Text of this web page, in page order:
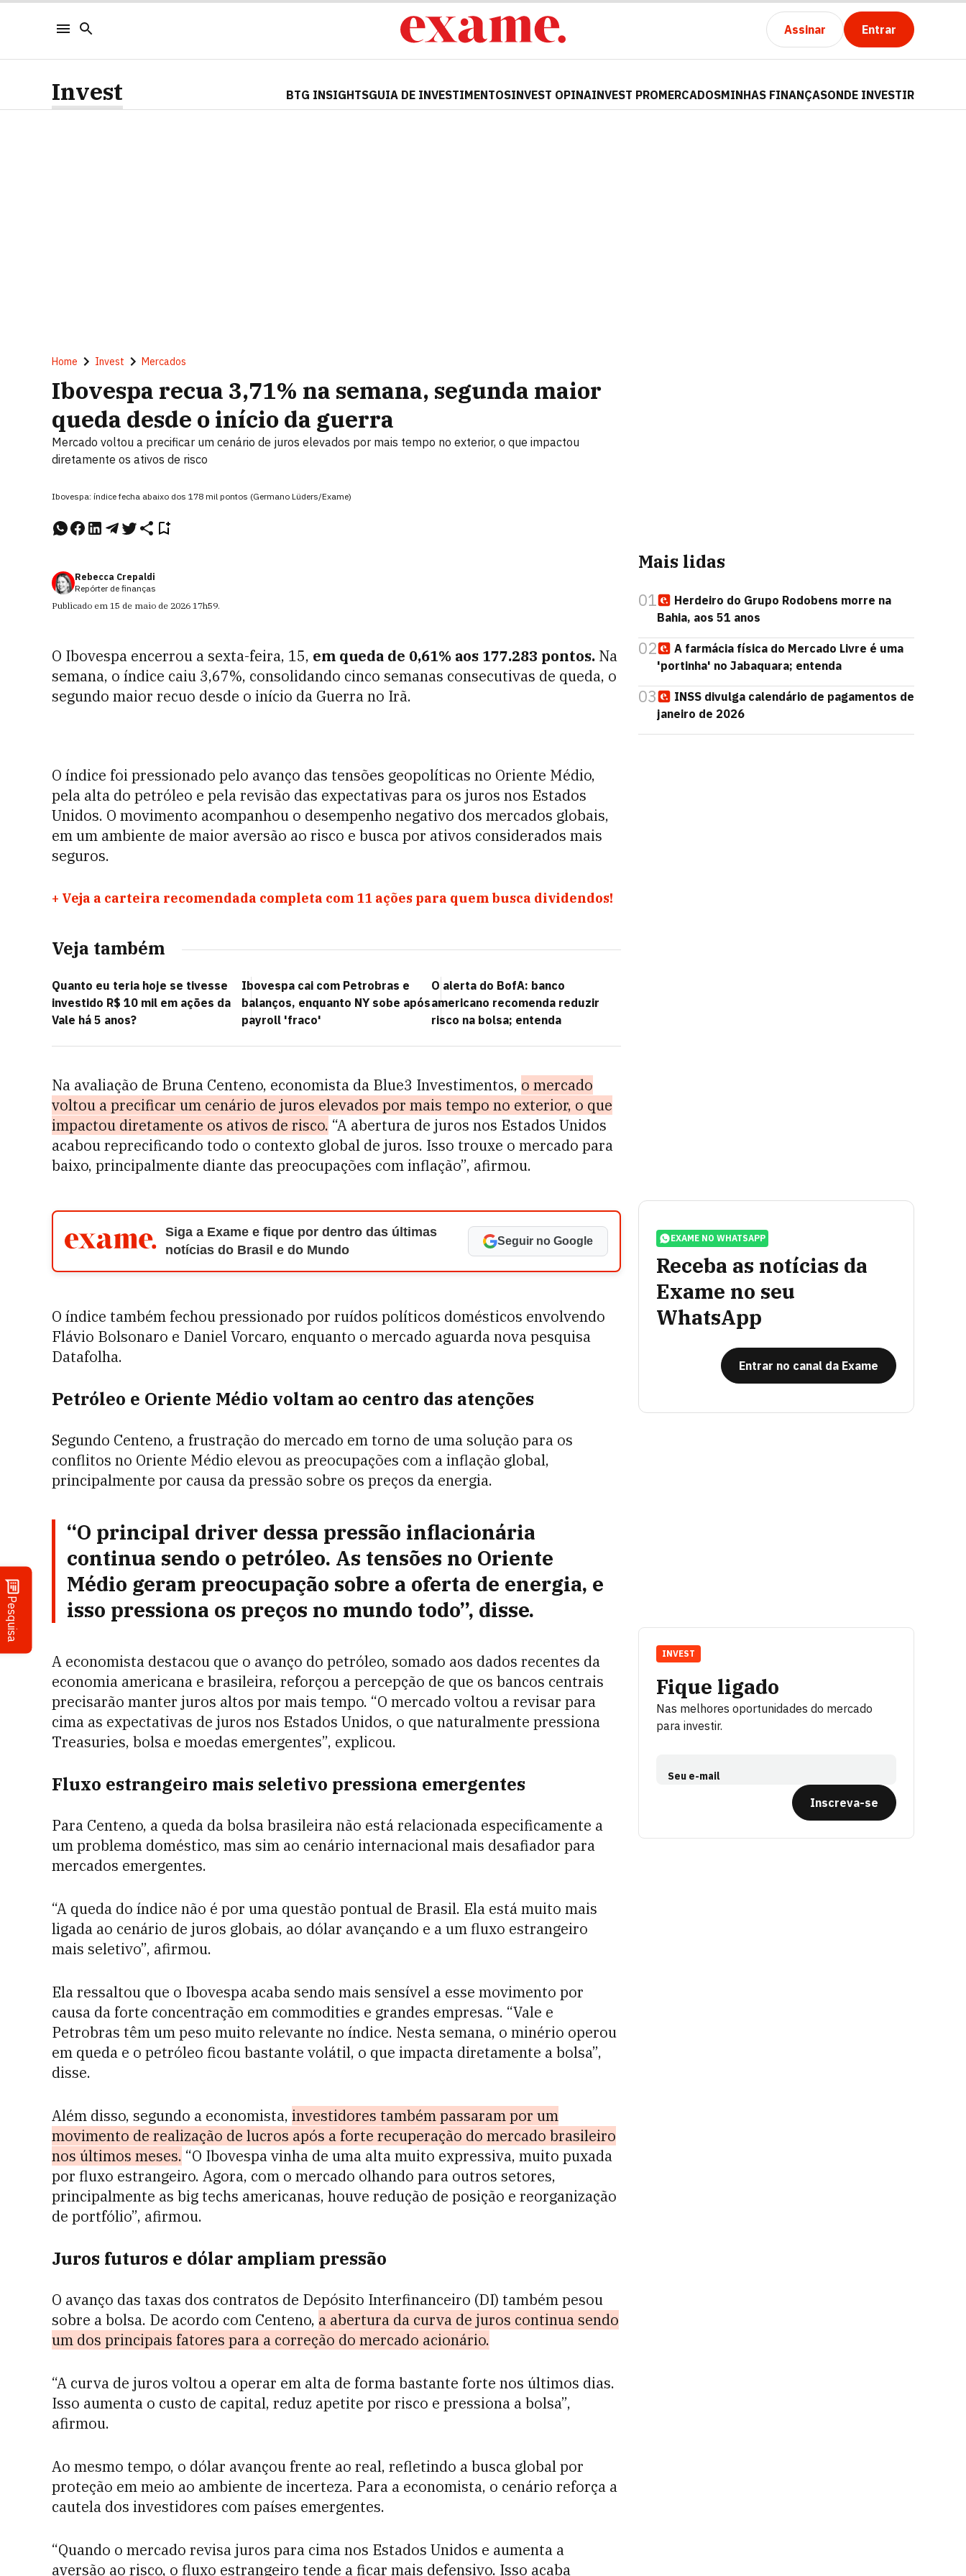
Assinar Entrar
Pesquisa
Invest BTG INSIGHTSGUIA DE INVESTIMENTOSINVEST OPINAINVEST PROMERCADOSMINHAS FINANÇASONDE INVESTIR
Home Invest Mercados
Ibovespa recua 3,71% na semana, segunda maior
queda desde o início da guerra
Mercado voltou a precificar um cenário de juros elevados por mais tempo no exterior, o que impactou
diretamente os ativos de risco
Ibovespa: índice fecha abaixo dos 178 mil pontos (Germano Lüders/Exame)
Rebecca Crepaldi
Repórter de finanças
Publicado em 15 de maio de 2026 17h59.
O Ibovespa encerrou a sexta-feira, 15, em queda de 0,61% aos 177.283 pontos. Na
semana, o índice caiu 3,67%, consolidando cinco semanas consecutivas de queda, o
segundo maior recuo desde o início da Guerra no Irã.
O índice foi pressionado pelo avanço das tensões geopolíticas no Oriente Médio,
pela alta do petróleo e pela revisão das expectativas para os juros nos Estados
Unidos. O movimento acompanhou o desempenho negativo dos mercados globais,
em um ambiente de maior aversão ao risco e busca por ativos considerados mais
seguros.
+ Veja a carteira recomendada completa com 11 ações para quem busca dividendos!
Veja também
Quanto eu teria hoje se tivesse
investido R$ 10 mil em ações da
Vale há 5 anos?
Ibovespa cai com Petrobras e
balanços, enquanto NY sobe após
payroll 'fraco'
O alerta do BofA: banco
americano recomenda reduzir
risco na bolsa; entenda
Na avaliação de Bruna Centeno, economista da Blue3 Investimentos, o mercado
voltou a precificar um cenário de juros elevados por mais tempo no exterior, o que
impactou diretamente os ativos de risco. “A abertura de juros nos Estados Unidos
acabou reprecificando todo o contexto global de juros. Isso trouxe o mercado para
baixo, principalmente diante das preocupações com inflação”, afirmou.
Siga a Exame e fique por dentro das últimas
notícias do Brasil e do Mundo
Seguir no Google
O índice também fechou pressionado por ruídos políticos domésticos envolvendo
Flávio Bolsonaro e Daniel Vorcaro, enquanto o mercado aguarda nova pesquisa
Datafolha.
Petróleo e Oriente Médio voltam ao centro das atenções
Segundo Centeno, a frustração do mercado em torno de uma solução para os
conflitos no Oriente Médio elevou as preocupações com a inflação global,
principalmente por causa da pressão sobre os preços da energia.
“O principal driver dessa pressão inflacionária
continua sendo o petróleo. As tensões no Oriente
Médio geram preocupação sobre a oferta de energia, e
isso pressiona os preços no mundo todo”, disse.
A economista destacou que o avanço do petróleo, somado aos dados recentes da
economia americana e brasileira, reforçou a percepção de que os bancos centrais
precisarão manter juros altos por mais tempo. “O mercado voltou a revisar para
cima as expectativas de juros nos Estados Unidos, o que naturalmente pressiona
Treasuries, bolsa e moedas emergentes”, explicou.
Fluxo estrangeiro mais seletivo pressiona emergentes
Para Centeno, a queda da bolsa brasileira não está relacionada especificamente a
um problema doméstico, mas sim ao cenário internacional mais desafiador para
mercados emergentes.
“A queda do índice não é por uma questão pontual de Brasil. Ela está muito mais
ligada ao cenário de juros globais, ao dólar avançando e a um fluxo estrangeiro
mais seletivo”, afirmou.
Ela ressaltou que o Ibovespa acaba sendo mais sensível a esse movimento por
causa da forte concentração em commodities e grandes empresas. “Vale e
Petrobras têm um peso muito relevante no índice. Nesta semana, o minério operou
em queda e o petróleo ficou bastante volátil, o que impacta diretamente a bolsa”,
disse.
Além disso, segundo a economista, investidores também passaram por um
movimento de realização de lucros após a forte recuperação do mercado brasileiro
nos últimos meses. “O Ibovespa vinha de uma alta muito expressiva, muito puxada
por fluxo estrangeiro. Agora, com o mercado olhando para outros setores,
principalmente as big techs americanas, houve redução de posição e reorganização
de portfólio”, afirmou.
Juros futuros e dólar ampliam pressão
O avanço das taxas dos contratos de Depósito Interfinanceiro (DI) também pesou
sobre a bolsa. De acordo com Centeno, a abertura da curva de juros continua sendo
um dos principais fatores para a correção do mercado acionário.
“A curva de juros voltou a operar em alta de forma bastante forte nos últimos dias.
Isso aumenta o custo de capital, reduz apetite por risco e pressiona a bolsa”,
afirmou.
Ao mesmo tempo, o dólar avançou frente ao real, refletindo a busca global por
proteção em meio ao ambiente de incerteza. Para a economista, o cenário reforça a
cautela dos investidores com países emergentes.
“Quando o mercado revisa juros para cima nos Estados Unidos e aumenta a
aversão ao risco, o fluxo estrangeiro tende a ficar mais defensivo. Isso acaba
Mais lidas
01
Herdeiro do Grupo Rodobens morre na
Bahia, aos 51 anos
02
A farmácia física do Mercado Livre é uma
'portinha' no Jabaquara; entenda
03
INSS divulga calendário de pagamentos de
janeiro de 2026
EXAME NO WHATSAPP
Receba as notícias da
Exame no seu
WhatsApp
Entrar no canal da Exame
Fique ligado
Nas melhores oportunidades do mercado
para investir.
Seu e-mail
Inscreva-se
INVEST